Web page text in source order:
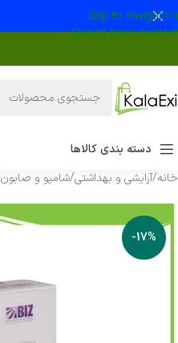
Skip to navigation
Skip to main content
دسته بندی کالاها
خانه/آرایشی و بهداشتی/شامپو و صابون
-17%